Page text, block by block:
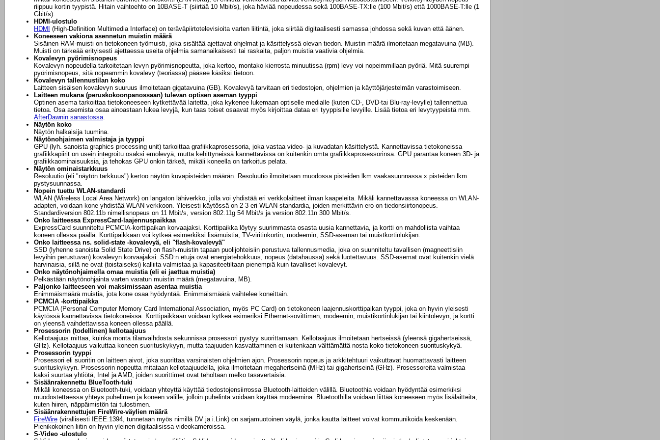
riippuu kortin tyypistä. Hitain vaihtoehto on 10BASE-T (siirtää 10 Mbit/s), joka häviää nopeudessa sekä 100BASE-TX:lle (100 Mbit/s) että 1000BASE-T:lle (1
Gbit/s).
HDMI-ulostulo
HDMI
(High-Definition Multimedia Interface) on teräväpiirtotelevisioita varten liitintä, joka siirtää digitaalisesti samassa johdossa sekä kuvan että äänen.
Koneeseen vakiona asennetun muistin määrä
Sisäinen RAM-muisti on tietokoneen työmuisti, joka sisältää ajettavat ohjelmat ja käsittelyssä olevan tiedon. Muistin määrä ilmoitetaan megatavuina (MB).
Muisti on tärkeää erityisesti ajettaessa useita ohjelmia samanaikaisesti tai raskaita, paljon muistia vaativia ohjelmia.
Kovalevyn pyörimisnopeus
Kovalevyn nopeudella tarkoitetaan levyn pyörimisnopeutta, joka kertoo, montako kierrosta minuutissa (rpm) levy voi nopeimmillaan pyöriä. Mitä suurempi
pyörimisnopeus, sitä nopeammin kovalevy (teoriassa) pääsee käsiksi tietoon.
Kovalevyn tallennustilan koko
Laitteen sisäisen kovalevyn suuruus ilmoitetaan gigatavuina (GB). Kovalevyä tarvitaan eri tiedostojen, ohjelmien ja käyttöjärjestelmän varastoimiseen.
Laitteen mukana (peruskokoonpanossaan) tulevan optisen aseman tyyppi
Optinen asema tarkoittaa tietokoneeseen kytkettävää laitetta, joka kykenee lukemaan optiselle medialle (kuten CD-, DVD-tai Blu-ray-levylle) tallennettua
tietoa. Osa asemista osaa ainoastaan lukea levyjä, kun taas toiset osaavat myös kirjoittaa dataa eri tyyppisille levyille. Lisää tietoa eri levytyypeistä mm.
AfterDawnin sanastossa.
Näytön koko
Näytön halkaisija tuumina.
Näytönohjaimen valmistaja ja tyyppi
GPU (lyh. sanoista graphics processing unit) tarkoittaa grafiikkaprosessoria, joka vastaa video- ja kuvadatan käsittelystä. Kannettavissa tietokoneissa
grafiikkapiirit on usein integroitu osaksi emolevyä, mutta kehittyneissä kannettavissa on kuitenkin omta grafiikkaprosessorinsa. GPU parantaa koneen 3D- ja
grafiikkaominaisuuksia, ja tehokas GPU onkin tärkeä, mikäli koneella on tarkoitus pelata.
Näytön ominaistarkkuus
Resoluutio (eli "näytön tarkkuus") kertoo näytön kuvapisteiden määrän. Resoluutio ilmoitetaan muodossa pisteiden lkm vaakasuunnassa x pisteiden lkm
pystysuunnassa.
Nopein tuettu WLAN-standardi
WLAN (Wireless Local Area Network) on langaton lähiverkko, jolla voi yhdistää eri verkkolaitteet ilman kaapeleita. Mikäli kannettavassa koneessa on WLAN-
adapteri, voidaan kone yhdistää WLAN-verkkoon. Yleisesti käytössä on 2-3 eri WLAN-standardia, joiden merkittävin ero on tiedonsiirtonopeus.
Standardiversion 802.11b nimellisnopeus on 11 Mbit/s, version 802.11g 54 Mbit/s ja version 802.11n 300 Mbit/s.
Onko laitteessa ExpressCard-laajennuspaikkaa
ExpressCard suunniteltu PCMCIA-korttipaikan korvaajaksi. Korttipaikka löytyy suurimmasta osasta uusia kannettavia, ja kortti on mahdollista vaihtaa
koneen ollessa päällä. Korttipaikkaan voi kytkeä esimerkiksi lisämuistia, TV-viritinkortin, modeemin, SSD-aseman tai muistkortinlukijan.
Onko laitteessa ns. solid-state -kovalevyä, eli "flash-kovalevyä"
SSD (lyhenne sanoista Solid State Drive) on flash-muistin tapaan puolijohteisiin perustuva tallennusmedia, joka on suunniteltu tavallisen (magneettisiin
levyihin perustuvan) kovalevyn korvaajaksi. SSD:n etuja ovat energiatehokkuus, nopeus (datahaussa) sekä luotettavuus. SSD-asemat ovat kuitenkin vielä
harvinaisia, sillä ne ovat (toistaiseksi) kalliita valmistaa ja kapasiteetiltaan pienempiä kuin tavalliset kovalevyt.
Onko näytönohjaimella omaa muistia (eli ei jaettua muistia)
Pelkästään näytönohjainta varten varatun muistin määrä (megatavuina, MB).
Paljonko laitteeseen voi maksimissaan asentaa muistia
Enimmäismäärä muistia, jota kone osaa hyödyntää. Enimmäismäärä vaihtelee koneittain.
PCMCIA -korttipaikka
PCMCIA (Personal Computer Memory Card International Association, myös PC Card) on tietokoneen laajennuskorttipaikan tyyppi, joka on hyvin yleisesti
käytössä kannettavissa tietokoneissa. Korttipaikkaan voidaan kytkeä esimeriksi Ethernet-sovittimen, modeemin, muistikortinlukijan tai kiintolevyn, ja kortti
on yleensä vaihdettavissa koneen ollessa päällä.
Prosessorin (todellinen) kellotaajuus
Kellotaajuus mittaa, kuinka monta tilanvaihdosta sekunnissa prosessori pystyy suorittamaan. Kellotaajuus ilmoitetaan hertseissä (yleensä gigahertseissä,
GHz). Kellotaajuus vaikuttaa koneen suorituskykyyn, mutta taajuuden kasvattaminen ei kuitenkaan välttämättä nosta koko tietokoneen suorituskykyä.
Prosessorin tyyppi
Prosessori eli suoritin on laitteen aivot, joka suorittaa varsinaisten ohjelmien ajon. Prosessorin nopeus ja arkkitehtuuri vaikuttavat huomattavasti laitteen
suorituskykyyn. Prosessorin nopeutta mitataan kellotaajuudella, joka ilmoitetaan megahertseinä (MHz) tai gigahertseinä (GHz). Prosessoreita valmistaa
kaksi suurtaa yhtiötä, Intel ja AMD, joiden suorittimet ovat teholtaan melko tasavertaisia.
Sisäänrakennettu BlueTooth-tuki
Mikäli koneessa on Bluetooth-tuki, voidaan yhteyttä käyttää tiedostojensiirrossa Bluetooth-laitteiden välillä. Bluetoothia voidaan hyödyntää esimerkiksi
muodostettaessa yhteys puhelimen ja koneen välille, jolloin puhelinta voidaan käyttää modeemina. Bluetoothilla voidaan liittää koneeseen myös lisälaitteita,
kuten hiiren, näppäimistön tai tulostimen.
Sisäänrakennettujen FireWire-väylien määrä
FireWire (virallisesti IEEE.1394, tunnetaan myös nimillä DV ja i.Link) on sarjamuotoinen väylä, jonka kautta laitteet voivat kommunikoida keskenään.
Pienikokoinen liitin on hyvin yleinen digitaalisissa videokameroissa.
S-Video -ulostulo